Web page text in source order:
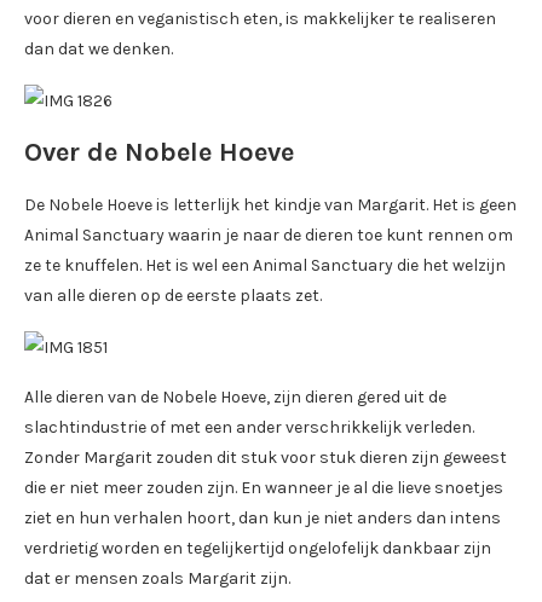
voor dieren en veganistisch eten, is makkelijker te realiseren
dan dat we denken.
Over de Nobele Hoeve
De Nobele Hoeve is letterlijk het kindje van Margarit. Het is geen
Animal Sanctuary waarin je naar de dieren toe kunt rennen om
ze te knuffelen. Het is wel een Animal Sanctuary die het welzijn
van alle dieren op de eerste plaats zet.
Alle dieren van de Nobele Hoeve, zijn dieren gered uit de
slachtindustrie of met een ander verschrikkelijk verleden.
Zonder Margarit zouden dit stuk voor stuk dieren zijn geweest
die er niet meer zouden zijn. En wanneer je al die lieve snoetjes
ziet en hun verhalen hoort, dan kun je niet anders dan intens
verdrietig worden en tegelijkertijd ongelofelijk dankbaar zijn
dat er mensen zoals Margarit zijn.